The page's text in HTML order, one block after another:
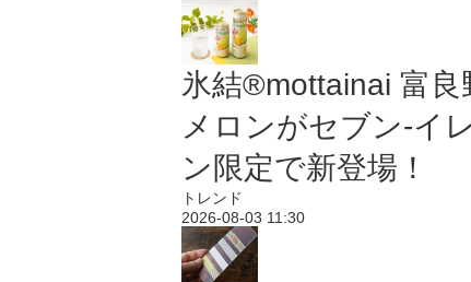
氷結®mottainai 富良
メロンがセブン‐イ
ン限定で新登場！
トレンド
2026-08-03 11:30